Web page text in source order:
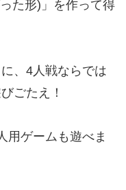
た形)」を作って得
、4人戦ならでは
ごたえ！
用ゲームも遊べま